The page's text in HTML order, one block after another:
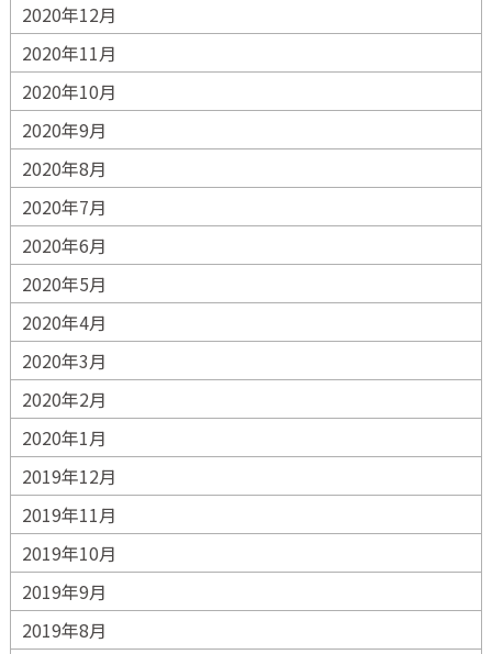
2020年12月
2020年11月
2020年10月
2020年9月
2020年8月
2020年7月
2020年6月
2020年5月
2020年4月
2020年3月
2020年2月
2020年1月
2019年12月
2019年11月
2019年10月
2019年9月
2019年8月